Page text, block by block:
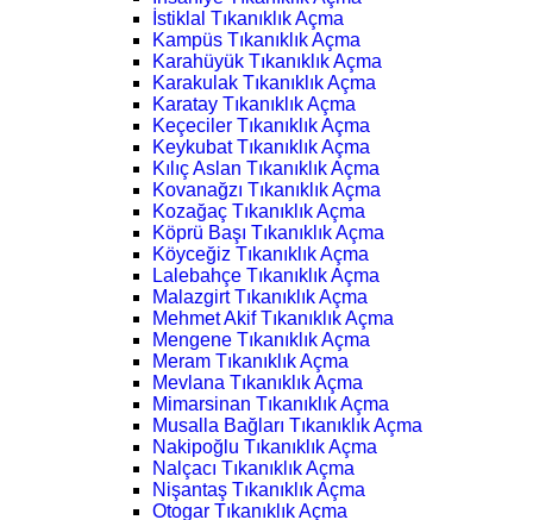
İstiklal Tıkanıklık Açma
Kampüs Tıkanıklık Açma
Karahüyük Tıkanıklık Açma
Karakulak Tıkanıklık Açma
Karatay Tıkanıklık Açma
Keçeciler Tıkanıklık Açma
Keykubat Tıkanıklık Açma
Kılıç Aslan Tıkanıklık Açma
Kovanağzı Tıkanıklık Açma
Kozağaç Tıkanıklık Açma
Köprü Başı Tıkanıklık Açma
Köyceğiz Tıkanıklık Açma
Lalebahçe Tıkanıklık Açma
Malazgirt Tıkanıklık Açma
Mehmet Akif Tıkanıklık Açma
Mengene Tıkanıklık Açma
Meram Tıkanıklık Açma
Mevlana Tıkanıklık Açma
Mimarsinan Tıkanıklık Açma
Musalla Bağları Tıkanıklık Açma
Nakipoğlu Tıkanıklık Açma
Nalçacı Tıkanıklık Açma
Nişantaş Tıkanıklık Açma
Otogar Tıkanıklık Açma